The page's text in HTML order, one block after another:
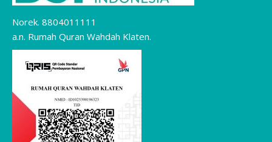
Norek. 8804011111
a.n. Rumah Quran Wahdah Klaten.